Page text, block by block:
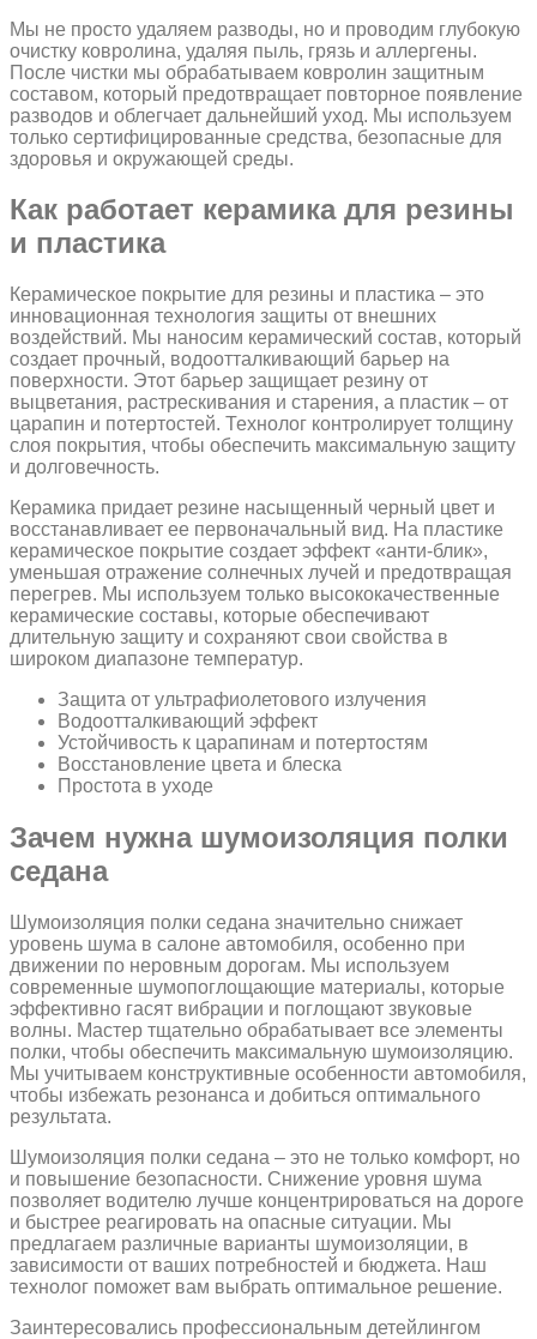
Мы не просто удаляем разводы, но и проводим глубокую
очистку ковролина, удаляя пыль, грязь и аллергены.
После чистки мы обрабатываем ковролин защитным
составом, который предотвращает повторное появление
разводов и облегчает дальнейший уход. Мы используем
только сертифицированные средства, безопасные для
здоровья и окружающей среды.
Как работает керамика для резины
и пластика
Керамическое покрытие для резины и пластика – это
инновационная технология защиты от внешних
воздействий. Мы наносим керамический состав, который
создает прочный, водоотталкивающий барьер на
поверхности. Этот барьер защищает резину от
выцветания, растрескивания и старения, а пластик – от
царапин и потертостей. Технолог контролирует толщину
слоя покрытия, чтобы обеспечить максимальную защиту
и долговечность.
Керамика придает резине насыщенный черный цвет и
восстанавливает ее первоначальный вид. На пластике
керамическое покрытие создает эффект «анти-блик»,
уменьшая отражение солнечных лучей и предотвращая
перегрев. Мы используем только высококачественные
керамические составы, которые обеспечивают
длительную защиту и сохраняют свои свойства в
широком диапазоне температур.
Защита от ультрафиолетового излучения
Водоотталкивающий эффект
Устойчивость к царапинам и потертостям
Восстановление цвета и блеска
Простота в уходе
Зачем нужна шумоизоляция полки
седана
Шумоизоляция полки седана значительно снижает
уровень шума в салоне автомобиля, особенно при
движении по неровным дорогам. Мы используем
современные шумопоглощающие материалы, которые
эффективно гасят вибрации и поглощают звуковые
волны. Мастер тщательно обрабатывает все элементы
полки, чтобы обеспечить максимальную шумоизоляцию.
Мы учитываем конструктивные особенности автомобиля,
чтобы избежать резонанса и добиться оптимального
результата.
Шумоизоляция полки седана – это не только комфорт, но
и повышение безопасности. Снижение уровня шума
позволяет водителю лучше концентрироваться на дороге
и быстрее реагировать на опасные ситуации. Мы
предлагаем различные варианты шумоизоляции, в
зависимости от ваших потребностей и бюджета. Наш
технолог поможет вам выбрать оптимальное решение.
Заинтересовались профессиональным детейлингом